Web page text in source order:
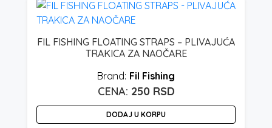
FIL FISHING FLOATING STRAPS – PLIVAJUĆA
TRAKICA ZA NAOČARE
Fil Fishing
250 RSD
DODAJ U KORPU